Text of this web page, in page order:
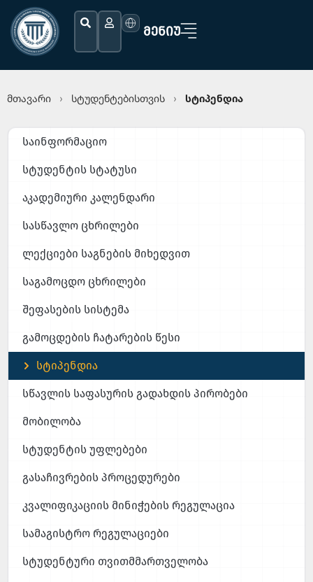
ᲛᲔᲜᲘᲣ
მთავარი › სტუდენტებისთვის › სტიპენდია
საინფორმაციო
სტუდენტის სტატუსი
აკადემიური კალენდარი
სასწავლო ცხრილები
ლექციები საგნების მიხედვით
საგამოცდო ცხრილები
შეფასების სისტემა
გამოცდების ჩატარების წესი
სტიპენდია
სწავლის საფასურის გადახდის პირობები
მობილობა
სტუდენტის უფლებები
გასაჩივრების პროცედურები
კვალიფიკაციის მინიჭების რეგულაცია
სამაგისტრო რეგულაციები
სტუდენტური თვითმმართველობა